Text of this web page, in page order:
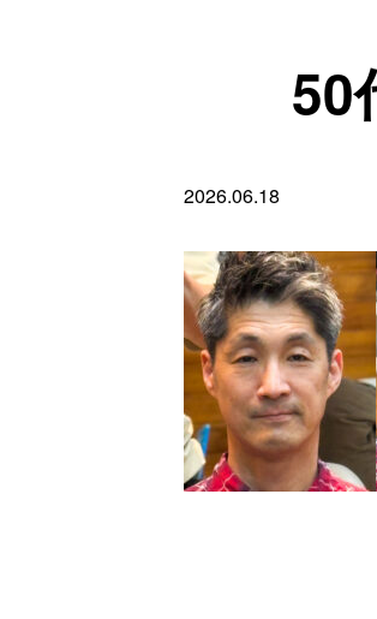
50
2026.06.18